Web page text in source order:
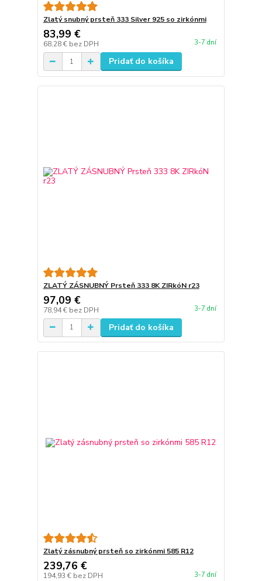
Zlatý snubný prsteň 333 Silver 925 so zirkónmi
83,99 €
68,28 € bez DPH 3-7 dní
Pridať do košíka
ZLATÝ ZÁSNUBNÝ Prsteň 333 8K ZIRkóN r23
97,09 €
78,94 € bez DPH 3-7 dní
Pridať do košíka
Zlatý zásnubný prsteň so zirkónmi 585 R12
239,76 €
194,93 € bez DPH 3-7 dní